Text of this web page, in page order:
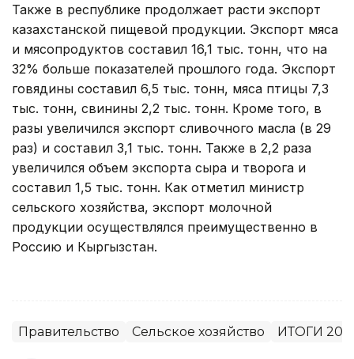
Также в республике продолжает расти экспорт
казахстанской пищевой продукции. Экспорт мяса
и мясопродуктов составил 16,1 тыс. тонн, что на
32% больше показателей прошлого года. Экспорт
говядины составил 6,5 тыс. тонн, мяса птицы 7,3
тыс. тонн, свинины 2,2 тыс. тонн. Кроме того, в
разы увеличился экспорт сливочного масла (в 29
раз) и составил 3,1 тыс. тонн. Также в 2,2 раза
увеличился объем экспорта сыра и творога и
составил 1,5 тыс. тонн. Как отметил министр
сельского хозяйства, экспорт молочной
продукции осуществлялся преимущественно в
Россию и Кыргызстан.
Правительство Сельское хозяйство ИТОГИ 2015